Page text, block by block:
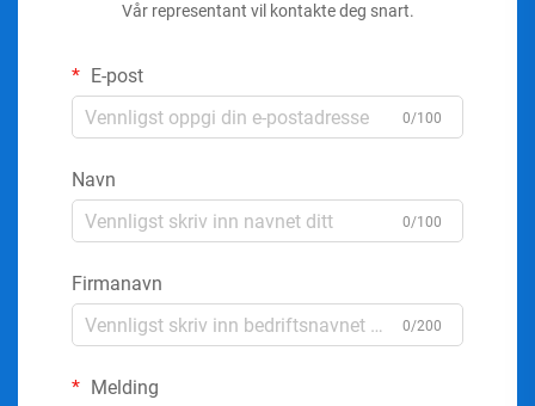
Vår representant vil kontakte deg snart.
E-post
0/100
Navn
0/100
Firmanavn
0/200
Melding